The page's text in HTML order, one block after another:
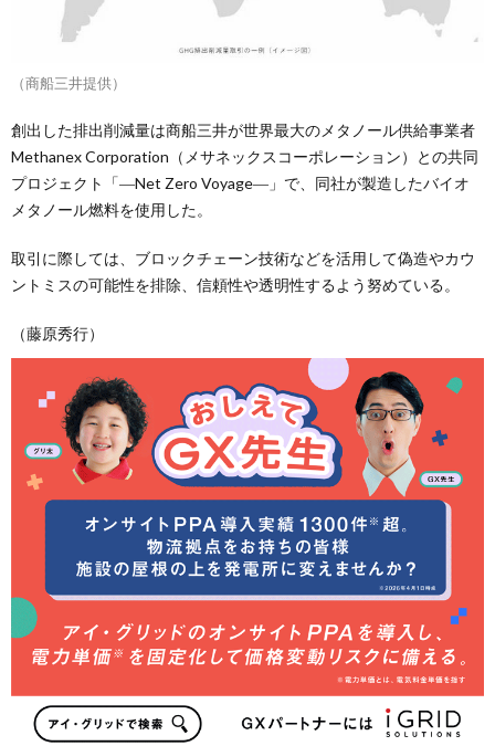
（商船三井提供）
創出した排出削減量は商船三井が世界最大のメタノール供給事業者
Methanex Corporation（メサネックスコーポレーション）との共同
プロジェクト「―Net Zero Voyage―」で、同社が製造したバイオ
メタノール燃料を使用した。
取引に際しては、ブロックチェーン技術などを活用して偽造やカウ
ントミスの可能性を排除、信頼性や透明性するよう努めている。
（藤原秀行）